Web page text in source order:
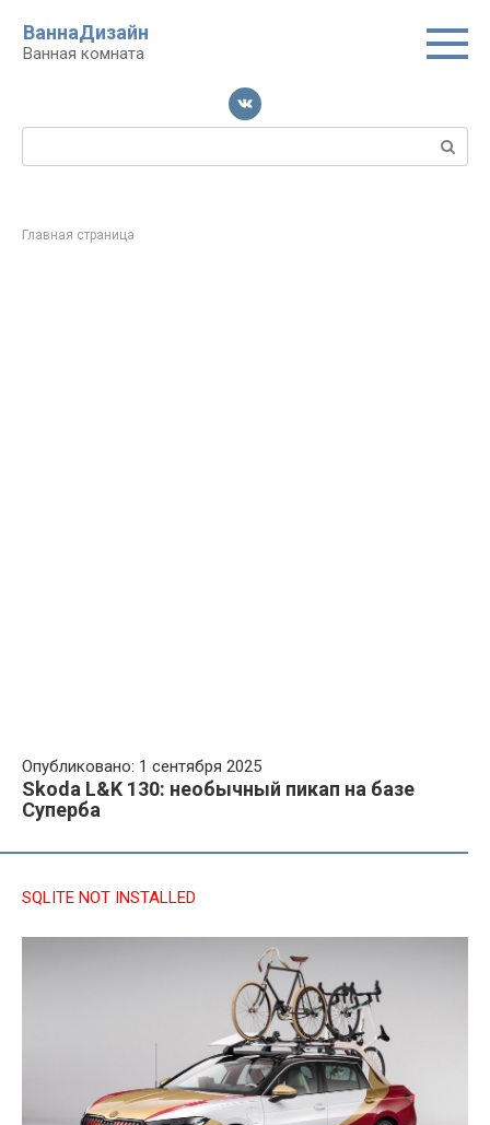
контенту
ВаннаДизайн
Ванная комната
Поиск:
Главная страница
Опубликовано: 1 сентября 2025
Skoda L&K 130: необычный пикап на базе
Суперба
SQLITE NOT INSTALLED